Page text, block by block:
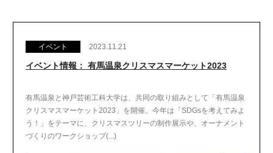
イベント 2023.11.21
イベント情報： 有馬温泉クリスマスマーケット2023
有馬温泉と神戸芸術工科大学は、共同の取り組みとして「有馬温泉
クリスマスマーケット2023」を開催。今年は「SDGsを考えてみよ
う！」をテーマに、クリスマスツリーの制作展示や、オーナメント
づくりのワークショップ(...)